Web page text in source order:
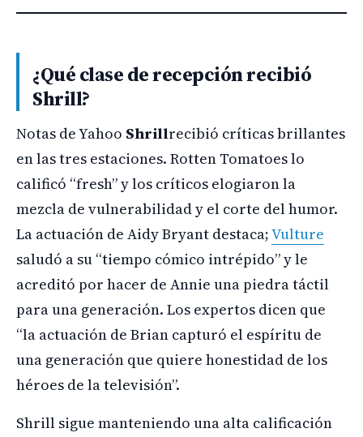
¿Qué clase de recepción recibió
Shrill?
Notas de Yahoo Shrillrecibió críticas brillantes
en las tres estaciones. Rotten Tomatoes lo
calificó “fresh” y los críticos elogiaron la
mezcla de vulnerabilidad y el corte del humor.
La actuación de Aidy Bryant destaca;Vulture
saludó a su “tiempo cómico intrépido” y le
acreditó por hacer de Annie una piedra táctil
para una generación. Los expertos dicen que
“la actuación de Brian capturó el espíritu de
una generación que quiere honestidad de los
héroes de la televisión”.
Shrill sigue manteniendo una alta calificación